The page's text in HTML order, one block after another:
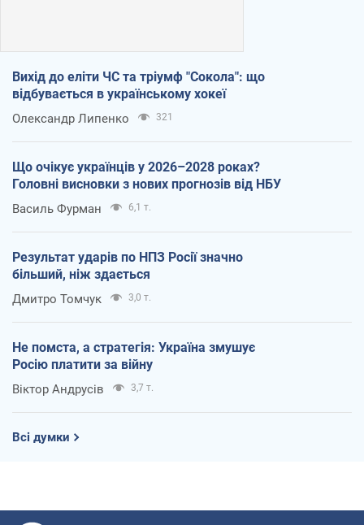
Вихід до еліти ЧС та тріумф "Сокола": що
відбувається в українському хокеї
Олександр Липенко 321
Що очікує українців у 2026–2028 роках?
Головні висновки з нових прогнозів від НБУ
Василь Фурман 6,1 т.
Результат ударів по НПЗ Росії значно
більший, ніж здається
Дмитро Томчук 3,0 т.
Не помста, а стратегія: Україна змушує
Росію платити за війну
Віктор Андрусів 3,7 т.
Всі думки